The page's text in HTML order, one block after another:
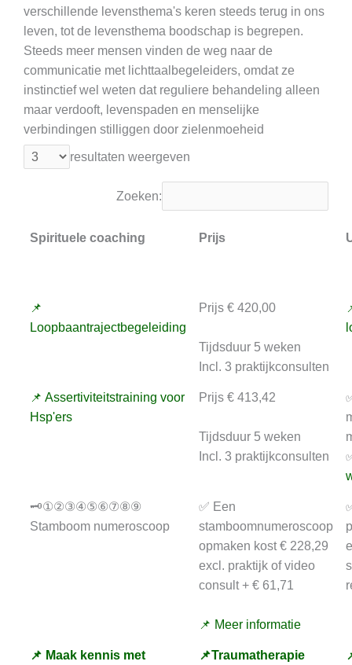
verschillende levensthema's keren steeds terug in ons
leven, tot de levensthema boodschap is begrepen.
Steeds meer mensen vinden de weg naar de
communicatie met lichttaalbegeleiders, omdat ze
instinctief wel weten dat reguliere behandeling alleen
maar verdooft, levenspaden en menselijke
verbindingen stilliggen door zielenmoeheid
resultaten weergeven
Zoeken:
Spirituele coaching Prijs
📌
Loopbaantrajectbegeleiding
Prijs € 420,00
Tijdsduur 5 weken
Incl. 3 praktijkconsulten
📌 Assertiviteitstraining voor
Hsp'ers
Prijs € 413,42
Tijdsduur 5 weken
Incl. 3 praktijkconsulten
🗝️①②③④⑤⑥⑦⑧⑨
Stamboom numeroscoop
✅ Een
stamboomnumeroscoop
opmaken kost € 228,29
excl. praktijk of video
consult + € 61,71
📌 Meer informatie
📌 Maak kennis met
📌Traumatherapie